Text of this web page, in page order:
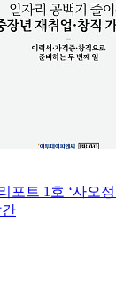
포트 1호 ‘사오
간